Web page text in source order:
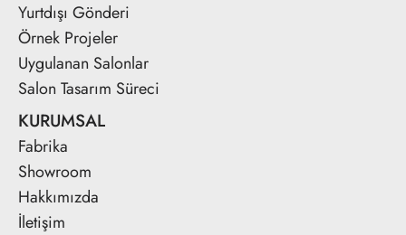
Yurtdışı Gönderi
Örnek Projeler
Uygulanan Salonlar
Salon Tasarım Süreci
KURUMSAL
Fabrika
Showroom
Hakkımızda
İletişim